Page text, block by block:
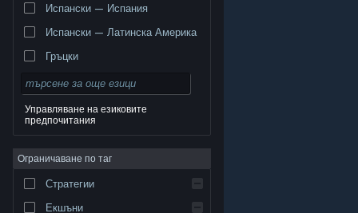
търговски марки принадлежат на съответните им
собственици в САЩ и други страни.
поверителност|Юридическа информация|
Достъпност|Условия за ползване на Steam
Възстановявания|Бисквитки
Испански — Испания
Испански — Латинска Америка
Гръцки
Управляване на езиковите
предпочитания
Ограничаване по таг
Стратегии
Екшъни